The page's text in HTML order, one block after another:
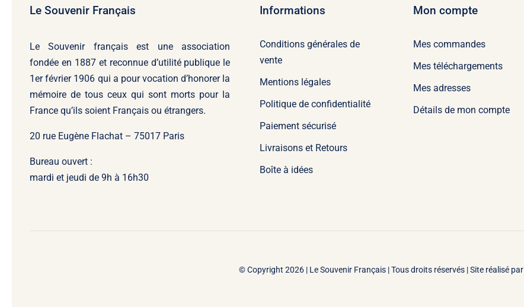
Le Souvenir Français
Le Souvenir françaisest une association
fondée en 1887 et reconnue d’utilité publique le
1er février 1906 qui a pour vocation d’honorer la
mémoire de tous ceux qui sont morts pour la
France qu’ils soient Français ou étrangers.
20 rue Eugène Flachat – 75017 Paris
Bureau ouvert :
mardi et jeudi de 9h à 16h30
Informations
Conditions générales de
vente
Mentions légales
Politique de confidentialité
Paiement sécurisé
Livraisons et Retours
Boîte à idées
Mon compte
Mes commandes
Mes téléchargements
Mes adresses
Détails de mon compte
© Copyright 2026 | Le Souvenir Français | Tous droits réservés | Site réalisé par